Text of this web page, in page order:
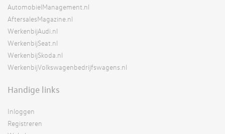
AutomobielManagement.nl
AftersalesMagazine.nl
WerkenbijAudi.nl
WerkenbijSeat.nl
WerkenbijSkoda.nl
WerkenbijVolkswagenbedrijfswagens.nl
Handige links
Inloggen
Registreren